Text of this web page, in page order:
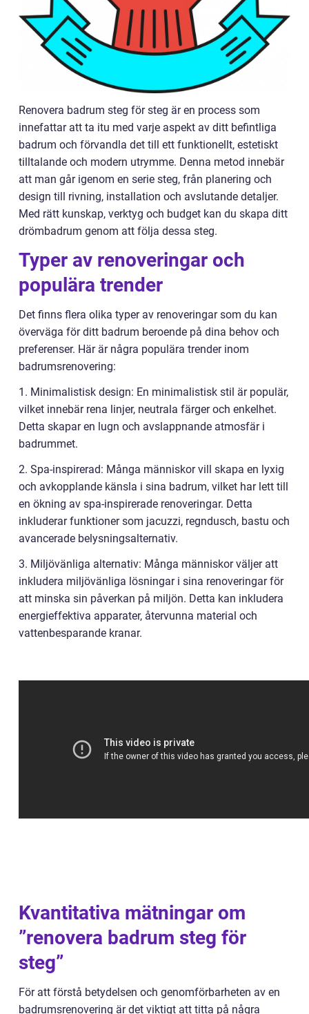
Renovera badrum steg för steg är en process som
innefattar att ta itu med varje aspekt av ditt befintliga
badrum och förvandla det till ett funktionellt, estetiskt
tilltalande och modern utrymme. Denna metod innebär
att man går igenom en serie steg, från planering och
design till rivning, installation och avslutande detaljer.
Med rätt kunskap, verktyg och budget kan du skapa ditt
drömbadrum genom att följa dessa steg.
Typer av renoveringar och
populära trender
Det finns flera olika typer av renoveringar som du kan
överväga för ditt badrum beroende på dina behov och
preferenser. Här är några populära trender inom
badrumsrenovering:
1. Minimalistisk design: En minimalistisk stil är populär,
vilket innebär rena linjer, neutrala färger och enkelhet.
Detta skapar en lugn och avslappnande atmosfär i
badrummet.
2. Spa-inspirerad: Många människor vill skapa en lyxig
och avkopplande känsla i sina badrum, vilket har lett till
en ökning av spa-inspirerade renoveringar. Detta
inkluderar funktioner som jacuzzi, regndusch, bastu och
avancerade belysningsalternativ.
3. Miljövänliga alternativ: Många människor väljer att
inkludera miljövänliga lösningar i sina renoveringar för
att minska sin påverkan på miljön. Detta kan inkludera
energieffektiva apparater, återvunna material och
vattenbesparande kranar.
Kvantitativa mätningar om
”renovera badrum steg för
steg”
För att förstå betydelsen och genomförbarheten av en
badrumsrenovering är det viktigt att titta på några